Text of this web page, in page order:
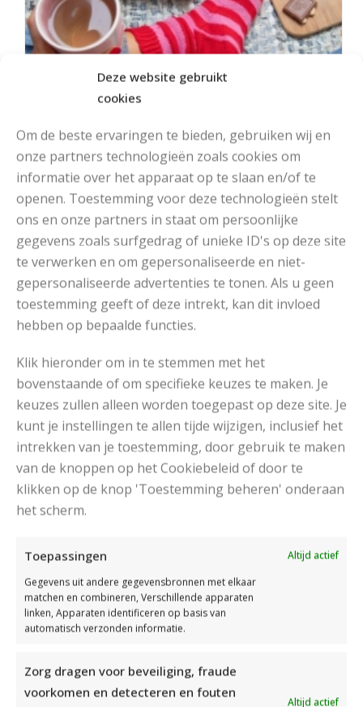
Deze website gebruikt
cookies
Om de beste ervaringen te bieden, gebruiken wij en
onze partners technologieën zoals cookies om
informatie over het apparaat op te slaan en/of te
openen. Toestemming voor deze technologieën stelt
ons en onze partners in staat om persoonlijke
gegevens zoals surfgedrag of unieke ID's op deze site
te verwerken en om gepersonaliseerde en niet-
gepersonaliseerde advertenties te tonen. Als u geen
toestemming geeft of deze intrekt, kan dit invloed
hebben op bepaalde functies.
Klik hieronder om in te stemmen met het
bovenstaande of om specifieke keuzes te maken. Je
keuzes zullen alleen worden toegepast op deze site. Je
kunt je instellingen te allen tijde wijzigen, inclusief het
intrekken van je toestemming, door gebruik te maken
van de knoppen op het Cookiebeleid of door te
klikken op de knop 'Toestemming beheren' onderaan
het scherm.
Toepassingen
Altijd actief
Gegevens uit andere gegevensbronnen met elkaar
matchen en combineren, Verschillende apparaten
linken, Apparaten identificeren op basis van
automatisch verzonden informatie.
Zorg dragen voor beveiliging, fraude
voorkomen en detecteren en fouten
Altijd actief